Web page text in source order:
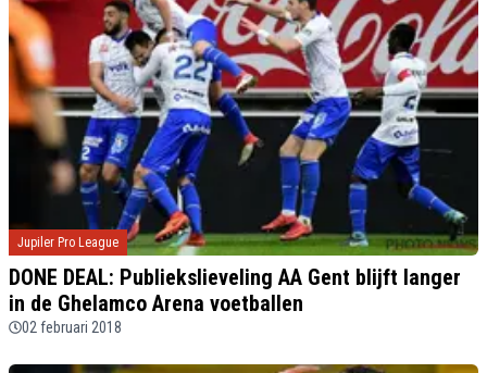
Jupiler Pro League
DONE DEAL: Publiekslieveling AA Gent blijft langer
in de Ghelamco Arena voetballen
02 februari 2018